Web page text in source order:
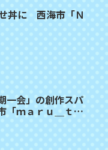
丼に 西海市「Ｎ
一会」の創作スパ
ｍａｒｕ＿ｔａ